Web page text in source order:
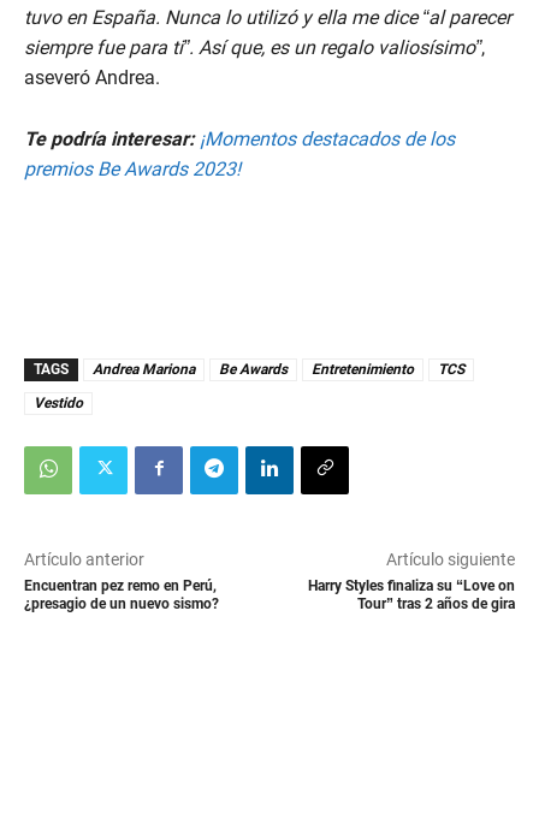
tuvo en España. Nunca lo utilizó y ella me dice “al parecer
siempre fue para ti”. Así que, es un regalo valiosísimo”,
aseveró Andrea.
Te podría interesar: ¡Momentos destacados de los
premios Be Awards 2023!
TAGS Andrea Mariona Be Awards Entretenimiento
TCS
Vestido
Artículo anterior
Encuentran pez remo en Perú,
¿presagio de un nuevo sismo?
Artículo siguiente
Harry Styles finaliza su “Love on
Tour” tras 2 años de gira